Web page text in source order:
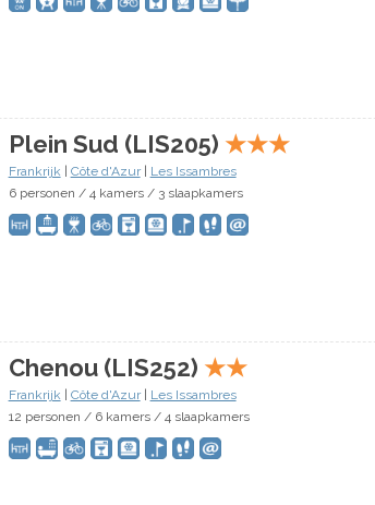
Plein Sud (LIS205) ★★★
Frankrijk | Côte d'Azur| Les Issambres
6 personen / 4 kamers / 3 slaapkamers
Chenou (LIS252) ★★
Frankrijk | Côte d'Azur| Les Issambres
12 personen / 6 kamers / 4 slaapkamers